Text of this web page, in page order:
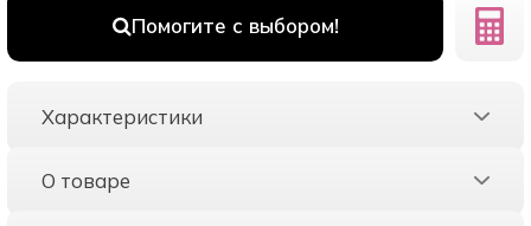
Помогите с выбором!
Характеристики
О товаре